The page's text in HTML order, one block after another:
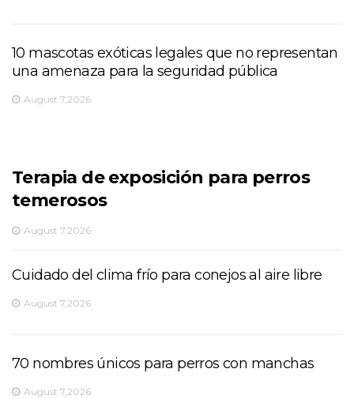
10 mascotas exóticas legales que no representan
una amenaza para la seguridad pública
August 7,2026
Terapia de exposición para perros
temerosos
August 7,2026
Cuidado del clima frío para conejos al aire libre
August 7,2026
70 nombres únicos para perros con manchas
August 7,2026